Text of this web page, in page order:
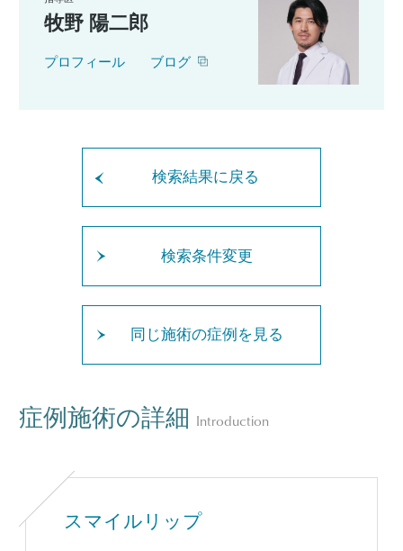
牧野 陽二郎
プロフィール ブログ
検索結果に戻る
検索条件変更
同じ施術の症例を見る
症例施術の詳細 Introduction
スマイルリップ